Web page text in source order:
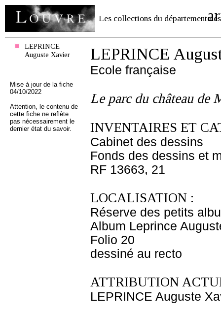
Les collections du département des
LEPRINCE
Auguste Xavier
Mise à jour de la fiche
04/10/2022
Attention, le contenu de
cette fiche ne reflète
pas nécessairement le
dernier état du savoir.
LEPRINCE
Ecole française
Le parc du château de
INVENTAIRES ET
Cabinet des dessins
Fonds des dessins et
RF 13663, 21
LOCALISATION :
Réserve des petits
Album Leprince
Folio 20
dessiné au recto
ATTRIBUTION
LEPRINCE Auguste